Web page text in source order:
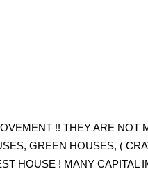
!! THEY ARE NOT
GREEN HOUSES, (
HOUSE ! MANY CAPITAL